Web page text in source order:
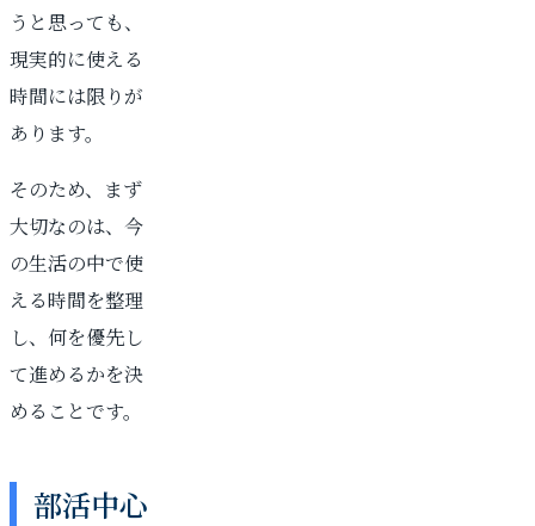
うと思っても、
現実的に使える
時間には限りが
あります。
そのため、まず
大切なのは、今
の生活の中で使
える時間を整理
し、何を優先し
て進めるかを決
めることです。
部活中心